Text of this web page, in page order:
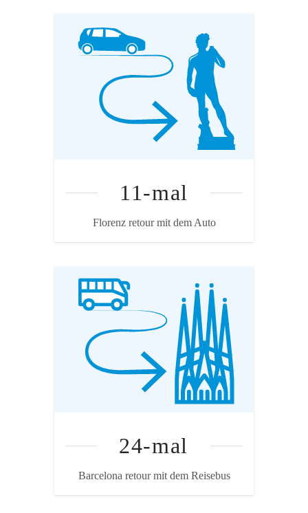
11-mal
Florenz retour mit dem Auto
Annahme
Die Berechnung geht von 590 km pro
Weg aus, das sind mal elf gerechnet
13'000 km. Und damit deutlich mehr als
die durchschnittliche Jahresfahrleistung
einer Person in der Schweiz (10'000
Kilometer). Der eine Ferienflug belastet
Besetzungsgrad und Verbrauchswert sind
Quelle: Treeze/ecoinvent
24-mal
Barcelona retour mit dem Reisebus
Annahme
Bustyp und Auslastung durchschnittlich,
1064 km pro Weg.
Quelle: Treeze/ecoinvent